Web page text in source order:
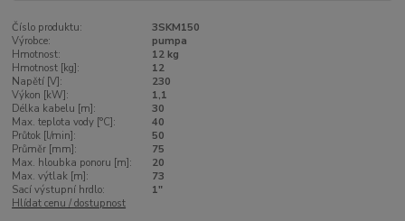
Číslo produktu:
3SKM150
Výrobce:
pumpa
Hmotnost:
12 kg
Hmotnost [kg]:
12
Napětí [V]:
230
Výkon [kW]:
1,1
Délka kabelu [m]:
30
Max. teplota vody [°C]:
40
Průtok [l/min]:
50
Průměr [mm]:
75
Max. hloubka ponoru [m]:
20
Max. výtlak [m]:
73
Sací výstupní hrdlo:
1"
Hlídat cenu / dostupnost